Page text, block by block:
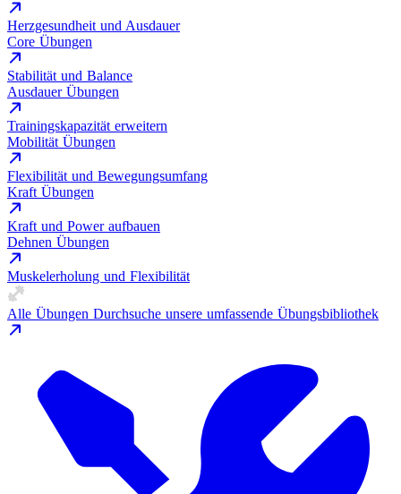
Herzgesundheit und Ausdauer
Core Übungen
Stabilität und Balance
Ausdauer Übungen
Trainingskapazität erweitern
Mobilität Übungen
Flexibilität und Bewegungsumfang
Kraft Übungen
Kraft und Power aufbauen
Dehnen Übungen
Muskelerholung und Flexibilität
Alle Übungen Durchsuche unsere umfassende Übungsbibliothek